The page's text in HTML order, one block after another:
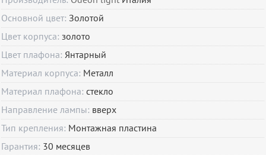
Основной цвет:Золотой
Цвет корпуса:золото
Цвет плафона:Янтарный
Материал корпуса: Металл
Материал плафона:стекло
Направление лампы: вверх
Тип крепления: Монтажная пластина
Гарантия: 30 месяцев